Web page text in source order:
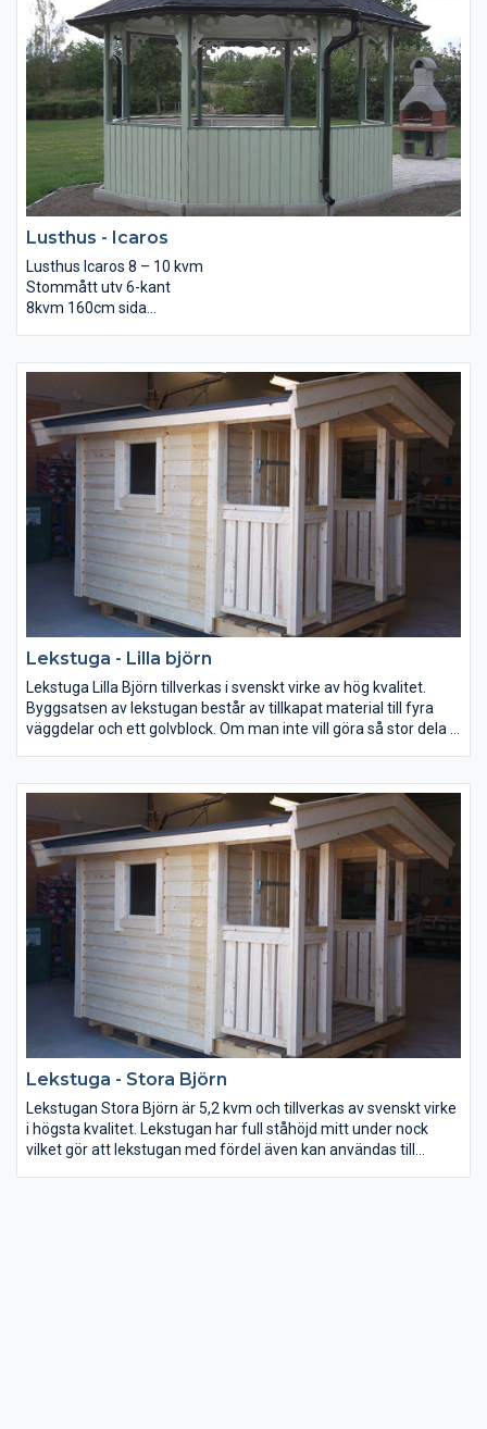
Lusthus - Icaros
Lusthus Icaros 8 – 10 kvm
Stommått utv 6-kant
8kvm 160cm sida
Inv höjd till väggband 200cm
Lekstuga - Lilla björn
Lekstuga Lilla Björn tillverkas i svenskt virke av hög kvalitet.
Byggsatsen av lekstugan består av tillkapat material till fyra
väggdelar och ett golvblock. Om man inte vill göra så stor dela v
Lekstuga Lilla Björn är anpassad för mindre barn.Takhöjden i
lekstugan är mellan 130 och 150cm vilket gör att den blir mer
anpassad för barn att vara i. Inred lekstugan med panel eller
gips för tapetsering. Välj till ett litet fönster i dörren så blir den
mer lik en friggebod.
Lekstuga - Stora Björn
Lekstugan Stora Björn är 5,2 kvm och tillverkas av svenskt virke
i högsta kvalitet. Lekstugan har full ståhöjd mitt under nock
vilket gör att lekstugan med fördel även kan användas till